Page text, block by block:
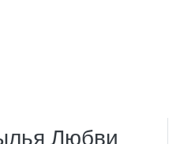
Любви